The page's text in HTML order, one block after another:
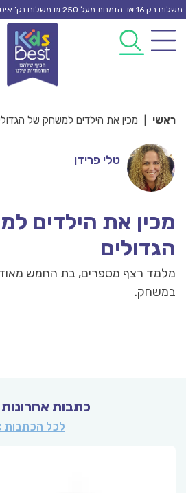
Skip
content
משלוח רק 16 ₪. הזמנות מעל 250 ₪ משלוח נק’ איסוף חינם
ראשי מכין את הילדים למשחק של
טלי פרידן
מכין את הילדים
הגדולים
מלמד רצף מספרים, בת החמש
במשחק.
כתבות
לכל הכתבות